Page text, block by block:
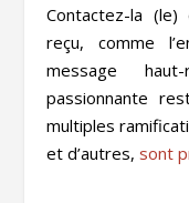
Contactez-la (le)
reçu, comme
message
passionnante
multiples
et d’autres,sont